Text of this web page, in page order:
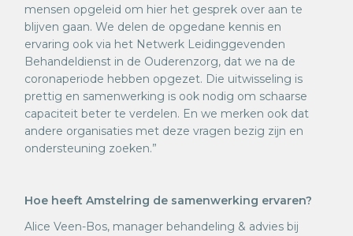
mensen opgeleid om hier het gesprek over aan te
blijven gaan. We delen de opgedane kennis en
ervaring ook via het Netwerk Leidinggevenden
Behandeldienst in de Ouderenzorg, dat we na de
coronaperiode hebben opgezet. Die uitwisseling is
prettig en samenwerking is ook nodig om schaarse
capaciteit beter te verdelen. En we merken ook dat
andere organisaties met deze vragen bezig zijn en
ondersteuning zoeken.”
Hoe heeft Amstelring de samenwerking ervaren?
Alice Veen-Bos, manager behandeling & advies bij